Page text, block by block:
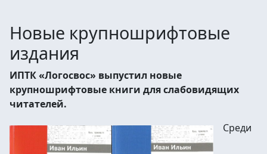
Новые крупношрифтовые
издания
ИПТК «Логосвос» выпустил новые
крупношрифтовые книги для слабовидящих
читателей.
Среди